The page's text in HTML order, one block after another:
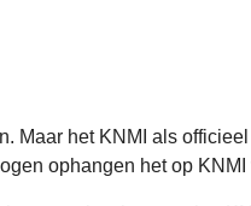
Maar het KNMI als
ophangen het op KNMI